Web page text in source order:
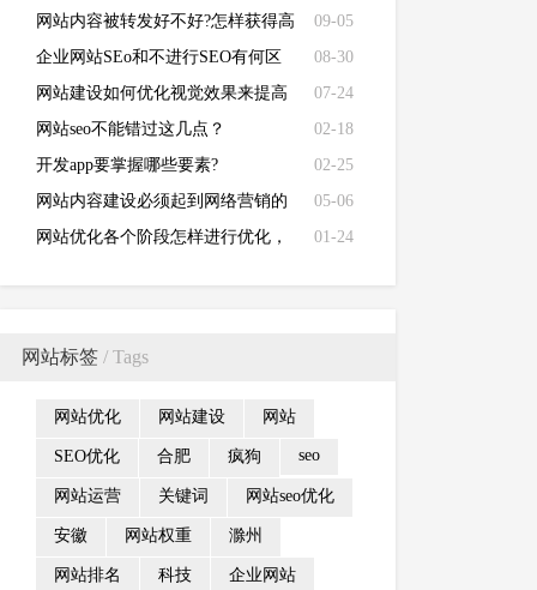
09-05
网站内容被转发好不好?怎样获得高
转发率呢?
08-30
企业网站SEo和不进行SEO有何区
别？
07-24
网站建设如何优化视觉效果来提高
用户转化？
02-18
网站seo不能错过这几点？
02-25
开发app要掌握哪些要素?
05-06
网站内容建设必须起到网络营销的
作用？
01-24
网站优化各个阶段怎样进行优化，
网站标签 / Tags
网站优化 网站建设 网站
SEO优化 合肥 疯狗 seo
网站运营 关键词 网站seo优化
安徽 网站权重 滁州
网站排名 科技 企业网站